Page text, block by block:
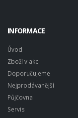
INFORMACE
Úvod
Zboží v akci
Doporučujeme
Nejprodávanější
Půjčovna
Servis